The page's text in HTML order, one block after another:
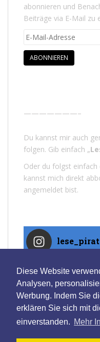
Diese Website
Analysen,
Werbung. Indem Sie
erklären Sie sich mit
einverstanden. Mehr
abonnieren und
Beiträge via E-Mail zu
E-Mail-Adresse
ABONNIEREN
———————–
Du kannst mir auch
folgen. Gib einfach „
Oder du folgst einfach
kannst mich direkt
angemeldet bist.
lese_pirat